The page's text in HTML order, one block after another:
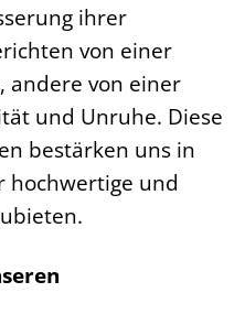
ihrer
von einer
andere von einer
und Unruhe. Diese
bestärken uns in
hochwertige und